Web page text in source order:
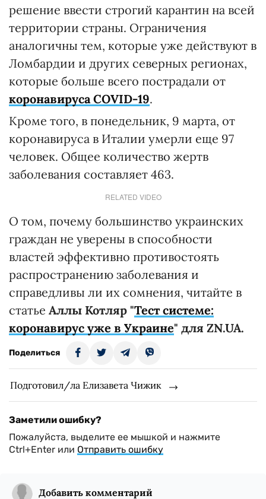
решение ввести строгий карантин на всей
территории страны. Ограничения
аналогичны тем, которые уже действуют в
Ломбардии и других северных регионах,
которые больше всего пострадали от
коронавируса COVID-19.
Кроме того, в понедельник, 9 марта, от
коронавируса в Италии умерли еще 97
человек. Общее количество жертв
заболевания составляет 463.
RELATED VIDEO
О том, почему большинство украинских
граждан не уверены в способности
властей эффективно противостоять
распространению заболевания и
справедливы ли их сомнения, читайте в
статье Аллы Котляр "Тест системе:
коронавирус уже в Украине" для ZN.UA.
Поделиться
Подготовил/ла Елизавета Чижик
Заметили ошибку?
Пожалуйста, выделите ее мышкой и нажмите
Ctrl+Enter или Отправить ошибку
Добавить комментарий